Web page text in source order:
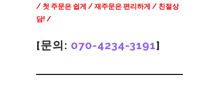
/ 첫 주문은 쉽게 / 재주문은 편리하게 / 친절상
담! /
[문의: 070-4234-3191]